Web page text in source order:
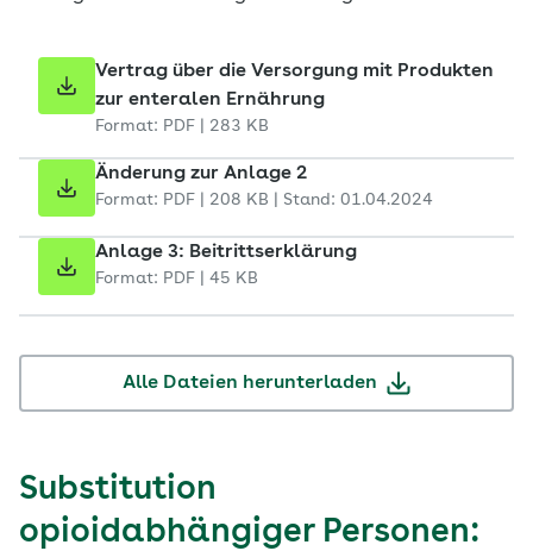
Vertrag über die Versorgung mit Produkten
zur enteralen Ernährung
Format: PDF | 283 KB
Änderung zur Anlage 2
Format: PDF | 208 KB | Stand: 01.04.2024
Anlage 3: Beitrittserklärung
Format: PDF | 45 KB
Alle Dateien herunterladen
Substitution
opioidabhängiger Personen: